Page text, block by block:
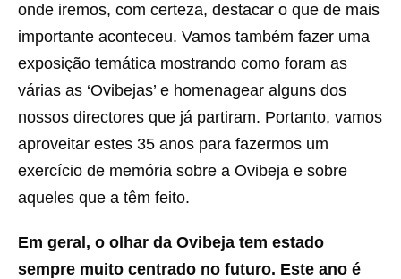
onde iremos, com certeza, destacar o que de mais
importante aconteceu. Vamos também fazer uma
exposição temática mostrando como foram as
várias as ‘Ovibejas’ e homenagear alguns dos
nossos directores que já partiram. Portanto, vamos
aproveitar estes 35 anos para fazermos um
exercício de memória sobre a Ovibeja e sobre
aqueles que a têm feito.
Em geral, o olhar da Ovibeja tem estado
sempre muito centrado no futuro. Este ano é